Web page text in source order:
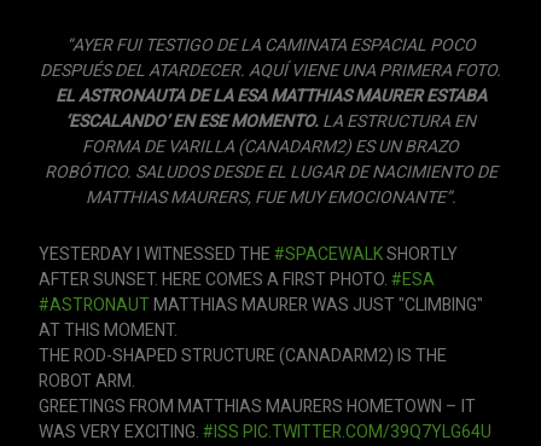
“AYER FUI TESTIGO DE LA CAMINATA ESPACIAL POCO
DESPUÉS DEL ATARDECER. AQUÍ VIENE UNA PRIMERA FOTO.
EL ASTRONAUTA DE LA ESA MATTHIAS MAURER ESTABA
‘ESCALANDO’ EN ESE MOMENTO.LA ESTRUCTURA EN
FORMA DE VARILLA (CANADARM2) ES UN BRAZO
ROBÓTICO. SALUDOS DESDE EL LUGAR DE NACIMIENTO DE
MATTHIAS MAURERS, FUE MUY EMOCIONANTE”.
YESTERDAY I WITNESSED THE#SPACEWALKSHORTLY
AFTER SUNSET. HERE COMES A FIRST PHOTO.#ESA
#ASTRONAUTMATTHIAS MAURER WAS JUST "CLIMBING"
AT THIS MOMENT.
THE ROD-SHAPED STRUCTURE (CANADARM2) IS THE
ROBOT ARM.
GREETINGS FROM MATTHIAS MAURERS HOMETOWN – IT
WAS VERY EXCITING.#ISS PIC.TWITTER.COM/39Q7YLG64U